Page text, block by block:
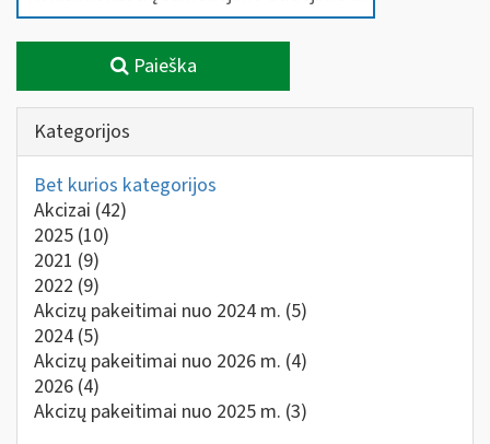
Paieška
Kategorijos
Bet kurios kategorijos
Akcizai (42)
2025 (10)
2021 (9)
2022 (9)
Akcizų pakeitimai nuo 2024 m. (5)
2024 (5)
Akcizų pakeitimai nuo 2026 m. (4)
2026 (4)
Akcizų pakeitimai nuo 2025 m. (3)